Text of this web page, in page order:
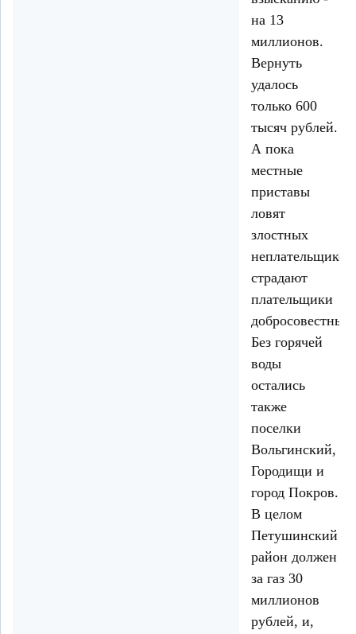
на 13
миллионов.
Вернуть
удалось
только 600
тысяч рублей.
А пока
местные
приставы
ловят
злостных
неплательщиков,
страдают
плательщики
добросовестные.
Без горячей
воды
остались
также
поселки
Вольгинский,
Городищи и
город Покров.
В целом
Петушинский
район должен
за газ 30
миллионов
рублей, и,